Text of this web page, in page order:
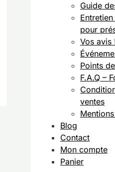
Guide
pour
Vos avis
Points
F.A.Q –
ventes
Blog
Contact
Mon compte
Panier